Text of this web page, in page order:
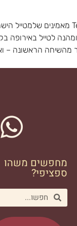
לטייל באירופה
הראשונה –
מחפשים משהו
ספציפי?